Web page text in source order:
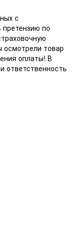
с
претензию по
осмотрели товар
оплаты! В
ответственность